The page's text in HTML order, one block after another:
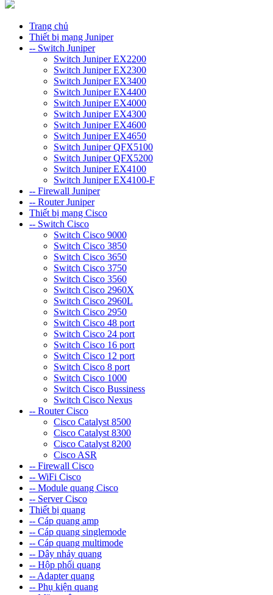
Trang chủ
Thiết bị mạng Juniper
-- Switch Juniper
Switch Juniper EX2200
Switch Juniper EX2300
Switch Juniper EX3400
Switch Juniper EX4400
Switch Juniper EX4000
Switch Juniper EX4300
Switch Juniper EX4600
Switch Juniper EX4650
Switch Juniper QFX5100
Switch Juniper QFX5200
Switch Juniper EX4100
Switch Juniper EX4100-F
-- Firewall Juniper
-- Router Juniper
Thiết bị mạng Cisco
-- Switch Cisco
Switch Cisco 9000
Switch Cisco 3850
Switch Cisco 3650
Switch Cisco 3750
Switch Cisco 3560
Switch Cisco 2960X
Switch Cisco 2960L
Switch Cisco 2950
Switch Cisco 48 port
Switch Cisco 24 port
Switch Cisco 16 port
Switch Cisco 12 port
Switch Cisco 8 port
Switch Cisco 1000
Switch Cisco Bussiness
Switch Cisco Nexus
-- Router Cisco
Cisco Catalyst 8500
Cisco Catalyst 8300
Cisco Catalyst 8200
Cisco ASR
-- Firewall Cisco
-- WiFi Cisco
-- Module quang Cisco
-- Server Cisco
Thiết bị quang
-- Cáp quang amp
-- Cáp quang singlemode
-- Cáp quang multimode
-- Dây nhảy quang
-- Hộp phối quang
-- Adapter quang
-- Phụ kiện quang